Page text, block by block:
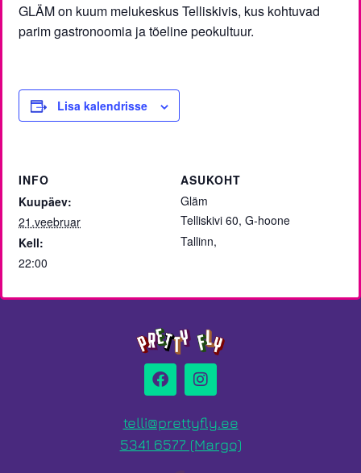
GLÄM on kuum melukeskus Telliskivis, kus kohtuvad
parim gastronoomia ja tõeline peokultuur.
Lisa kalendrisse
INFO
Kuupäev:
21.veebruar
Kell:
22:00
ASUKOHT
Gläm
Telliskivi 60, G-hoone
Tallinn,
telli@prettyfly.ee
5341 6577 (Margo)